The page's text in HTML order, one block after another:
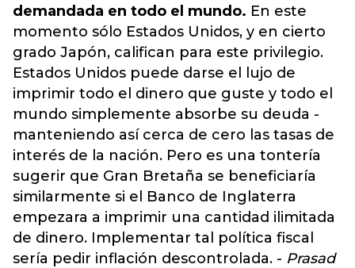
demandada en todo el mundo. En este
momento sólo Estados Unidos, y en cierto
grado Japón, califican para este privilegio.
Estados Unidos puede darse el lujo de
imprimir todo el dinero que guste y todo el
mundo simplemente absorbe su deuda -
manteniendo así cerca de cero las tasas de
interés de la nación. Pero es una tontería
sugerir que Gran Bretaña se beneficiaría
similarmente si el Banco de Inglaterra
empezara a imprimir una cantidad ilimitada
de dinero. Implementar tal política fiscal
sería pedir inflación descontrolada. - Prasad